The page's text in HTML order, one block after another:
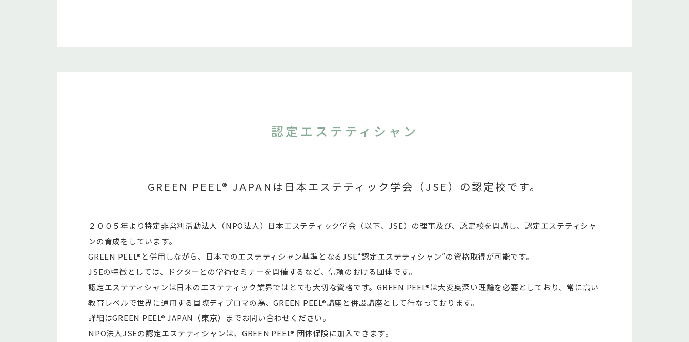
認定エステティシャン
GREEN PEEL® JAPANは日本エステティック学会（JSE）の認定校です。
２００５年より特定非営利活動法人（NPO法人）日本エステティック学会（以下、JSE）の理事及び、認定校を開講し、認定エステティシャ
ンの育成をしています。
GREEN PEEL®と併用しながら、日本でのエステティシャン基準となるJSE“認定エステティシャン”の資格取得が可能です。
JSEの特徴としては、ドクターとの学術セミナーを開催するなど、信頼のおける団体です。
認定エステティシャンは日本のエステティック業界ではとても大切な資格です。GREEN PEEL®は大変奥深い理論を必要としており、常に高い
教育レベルで世界に通用する国際ディプロマの為、GREEN PEEL®講座と併設講座として行なっております。
詳細はGREEN PEEL® JAPAN（東京）までお問い合わせください。
NPO法人JSEの認定エステティシャンは、GREEN PEEL® 団体保険に加入できます。